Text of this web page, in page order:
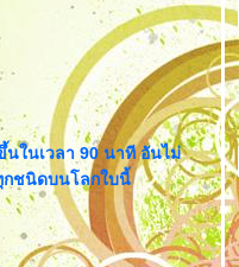
นในเวลา 90 นาที อันไม่
กชนิดบนโลกใบนี้